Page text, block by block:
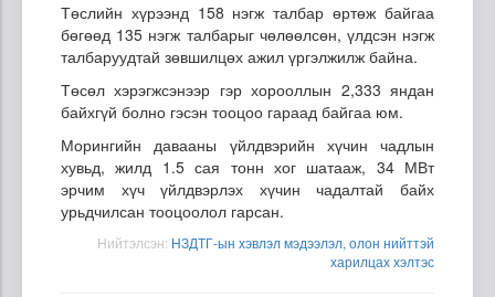
Төслийн хүрээнд 158 нэгж талбар өртөж байгаа
бөгөөд 135 нэгж талбарыг чөлөөлсөн, үлдсэн нэгж
талбаруудтай зөвшилцөх ажил үргэлжилж байна.
Төсөл хэрэгжсэнээр гэр хорооллын 2,333 яндан
байхгүй болно гэсэн тооцоо гараад байгаа юм.
Морингийн давааны үйлдвэрийн хүчин чадлын
хувьд, жилд 1.5 сая тонн хог шатааж, 34 МВт
эрчим хүч үйлдвэрлэх хүчин чадалтай байх
урьдчилсан тооцоолол гарсан.
Нийтэлсэн: НЗДТГ-ын хэвлэл мэдээлэл, олон нийттэй
харилцах хэлтэс